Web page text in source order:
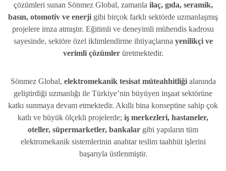
çözümleri sunan Sönmez Global, zamanla ilaç, gıda, seramik,
basın, otomotiv ve enerji gibi birçok farklı sektörde uzmanlaşmış
projelere imza atmıştır. Eğitimli ve deneyimli mühendis kadrosu
sayesinde, sektöre özel iklimlendirme ihtiyaçlarına yenilikçi ve
verimli çözümlerüretmektedir.
Sönmez Global, elektromekanik tesisat müteahhitliğialanında
geliştirdiği uzmanlığı ile Türkiye’nin büyüyen inşaat sektörüne
katkı sunmaya devam etmektedir. Akıllı bina konseptine sahip çok
katlı ve büyük ölçekli projelerde; iş merkezleri, hastaneler,
oteller, süpermarketler, bankalar gibi yapıların tüm
elektromekanik sistemlerinin anahtar teslim taahhüt işlerini
başarıyla üstlenmiştir.